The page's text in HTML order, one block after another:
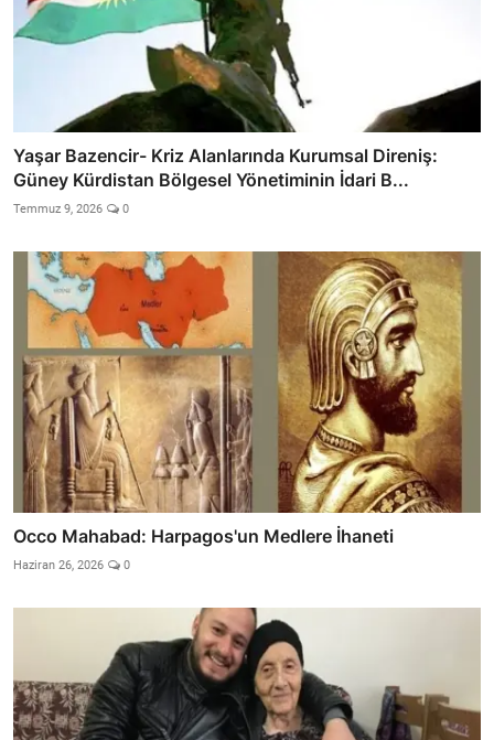
Yaşar Bazencir- Kriz Alanlarında Kurumsal Direniş:
Güney Kürdistan Bölgesel Yönetiminin İdari B...
Temmuz 9, 2026 0
Occo Mahabad: Harpagos'un Medlere İhaneti
Haziran 26, 2026 0